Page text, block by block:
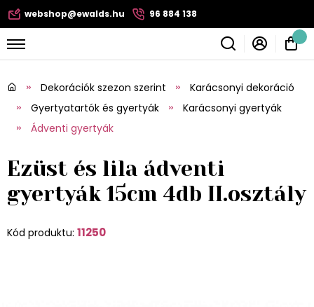
webshop@ewalds.hu 96 884 138
Dekorációk szezon szerint
Karácsonyi dekoráció
Gyertyatartók és gyertyák
Karácsonyi gyertyák
Ádventi gyertyák
Ezüst és lila ádventi
gyertyák 15cm 4db II.osztály
Kód produktu: 11250